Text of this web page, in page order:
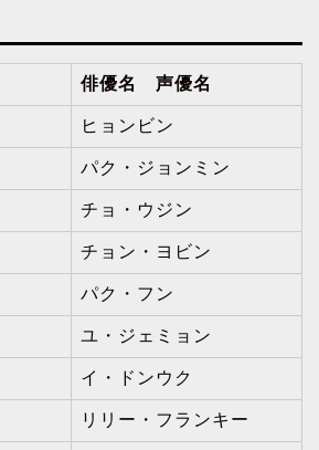
俳優名 声優名
ヒョンビン
パク・ジョンミン
チョ・ウジン
チョン・ヨビン
パク・フン
ユ・ジェミョン
イ・ドンウク
リリー・フランキー